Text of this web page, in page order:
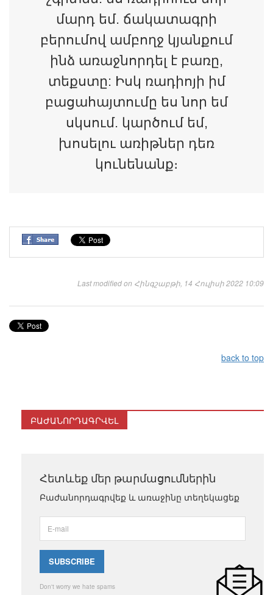
մարդ եմ. ճակատագրի
բերումով ամբողջ կյանքում
ինձ առաջնորդել է բառը,
տեքստը: Իսկ ռադիոյի իմ
բացահայտումը ես նոր եմ
սկսում. կարծում եմ,
խոսելու առիթներ դեռ
կունենանք։
Last modified on Հինգշաբթի, 14 Հուլիսի 2022 10:09
back to top
ԲԱԺԱՆՈՐԴԱԳՐՎԵԼ
Հետևեք մեր թարմացումներին
Բաժանորդագրվեք և առաջինը տեղեկացեք
Don't worry we hate spams